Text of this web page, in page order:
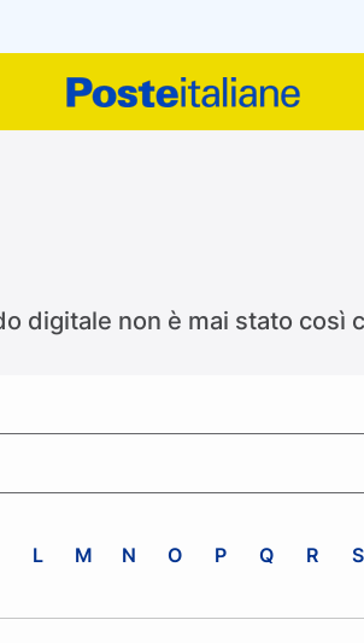
digitale non è mai stato così
L M N O P Q R S